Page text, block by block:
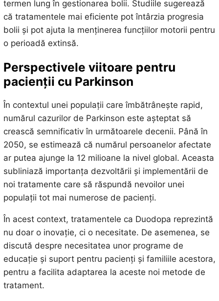
termen lung în gestionarea bolii. Studiile sugerează
că tratamentele mai eficiente pot întârzia progresia
bolii și pot ajuta la menținerea funcțiilor motorii pentru
o perioadă extinsă.
Perspectivele viitoare pentru
pacienții cu Parkinson
În contextul unei populații care îmbătrânește rapid,
numărul cazurilor de Parkinson este așteptat să
crească semnificativ în următoarele decenii. Până în
2050, se estimează că numărul persoanelor afectate
ar putea ajunge la 12 milioane la nivel global. Aceasta
subliniază importanța dezvoltării și implementării de
noi tratamente care să răspundă nevoilor unei
populații tot mai numerose de pacienți.
În acest context, tratamentele ca Duodopa reprezintă
nu doar o inovație, ci o necesitate. De asemenea, se
discută despre necesitatea unor programe de
educație și suport pentru pacienți și familiile acestora,
pentru a facilita adaptarea la aceste noi metode de
tratament.